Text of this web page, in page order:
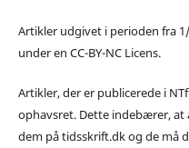
Artikler udgivet i perioden fra
under en CC-BY-NC Licens.
Artikler, der er publicerede i
ophavsret. Dette indebærer, at
dem på tidsskrift.dk og de må